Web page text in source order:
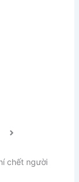
chết người